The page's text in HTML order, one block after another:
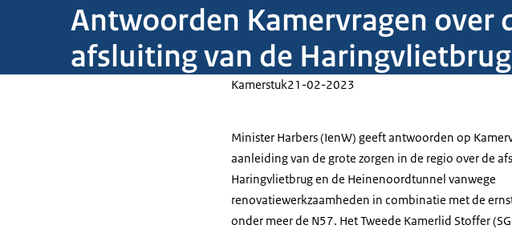
Antwoorden Kamervragen over
afsluiting van de Haringvlietbrug
Kamerstuk21-02-2023
Minister Harbers (IenW) geeft antwoorden op
aanleiding van de grote zorgen in de regio over de
Haringvlietbrug en de Heinenoordtunnel vanwege
renovatiewerkzaamheden in combinatie met de
onder meer de N57. Het Tweede Kamerlid Stoffer